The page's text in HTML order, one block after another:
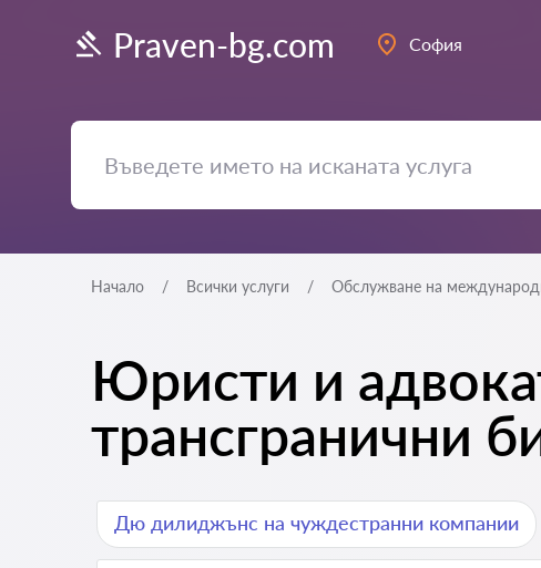
Praven-bg.com София
Начало Всички услуги Обслужване на
Юристи и
трансгранични
Дю дилиджънс на чуждестранни компании